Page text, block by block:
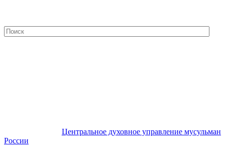
Центральное духовное управление мусульман
России